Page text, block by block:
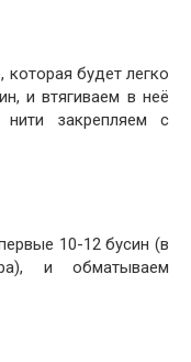
будет легко
и втягиваем в неё
закрепляем с
10-12 бусин (в
и обматываем